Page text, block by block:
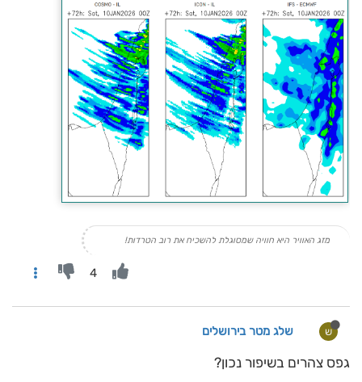
מזג האוויר היא חוויה שמסוגלת להשכיח את רוב הטרדות!
4
ש שלג מטר בירושלים
גפס צהרים בשיפור נכון?